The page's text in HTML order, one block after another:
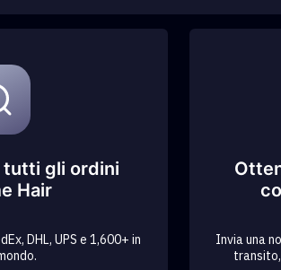
gli ordini
Hair
DHL, UPS e 1,600+ in
Invia una